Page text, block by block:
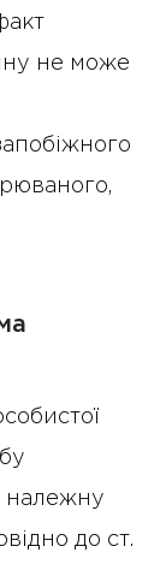
не може
належну
до ст.